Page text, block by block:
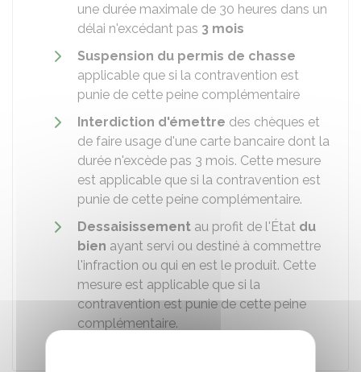
une durée maximale de 30 heures dans un
délai n'excédant pas 3 mois
Suspension du permis de chasse
applicable que si la contravention est
punie de cette peine complémentaire
Interdiction d'émettre des chèques et
de faire usage d'une carte bancaire dont la
durée n'excède pas 3 mois. Cette mesure
est applicable que si la contravention est
punie de cette peine complémentaire.
Dessaisissement au profit de l'État du
bien ayant servi ou destiné à commettre
l'infraction ou qui en est le produit. Cette
mesure est applicable que si la
contravention est punie de cette peine
complémentaire.